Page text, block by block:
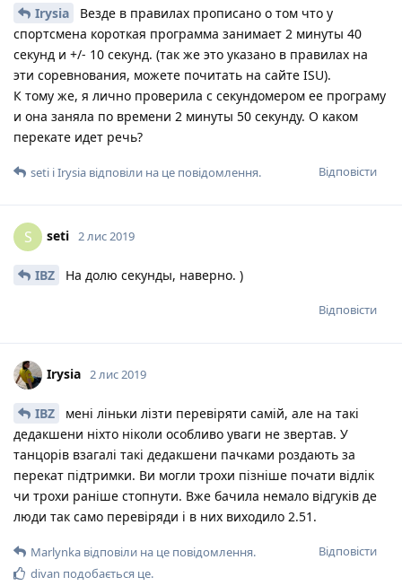
Irysia
Везде в правилах прописано о том что у
спортсмена короткая программа занимает 2 минуты 40
секунд и +/- 10 секунд. (так же это указано в правилах на
эти соревнования, можете почитать на сайте ISU).
К тому же, я лично проверила с секундомером ее програму
и она заняла по времени 2 минуты 50 секунду. О каком
перекате идет речь?
Відповісти
seti іIrysia відповіли на це повідомлення.
S seti 2 лис 2019
IBZ На долю секунды, наверно. )
Відповісти
Irysia 2 лис 2019
IBZ
мені ліньки лізти перевіряти самій, але на такі
дедакшени ніхто ніколи особливо уваги не звертав. У
танцорів взагалі такі дедакшени пачками роздають за
перекат підтримки. Ви могли трохи пізніше почати відлік
чи трохи раніше стопнути. Вже бачила немало відгуків де
люди так само перевіряди і в них виходило 2.51.
Відповісти
Marlynka відповіли на це повідомлення.
divan подобається це.